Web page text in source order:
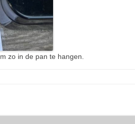
zo in de pan te hangen.